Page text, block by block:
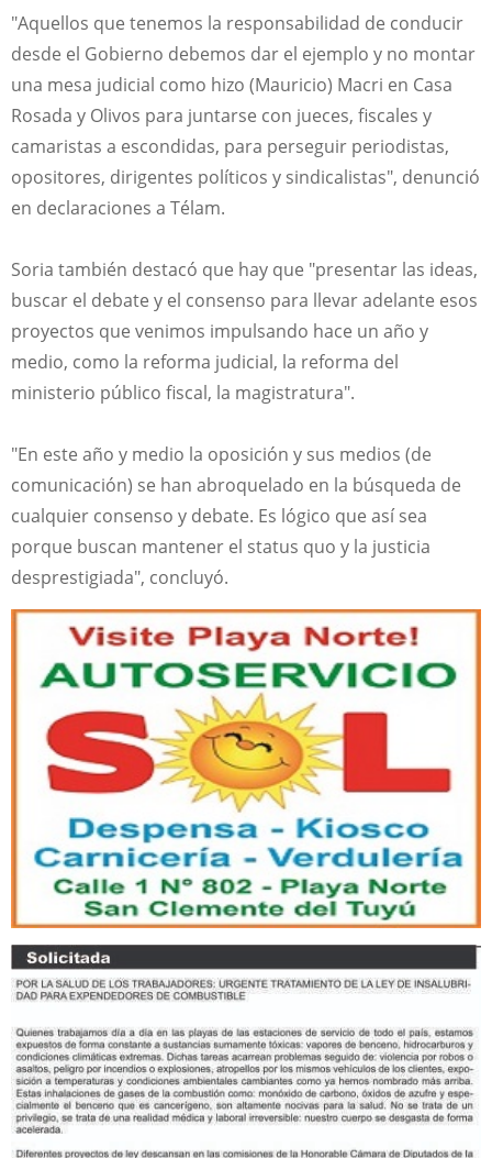
"Aquellos que tenemos la responsabilidad de conducir
desde el Gobierno debemos dar el ejemplo y no montar
una mesa judicial como hizo (Mauricio) Macri en Casa
Rosada y Olivos para juntarse con jueces, fiscales y
camaristas a escondidas, para perseguir periodistas,
opositores, dirigentes políticos y sindicalistas", denunció
en declaraciones a Télam.
Soria también destacó que hay que "presentar las ideas,
buscar el debate y el consenso para llevar adelante esos
proyectos que venimos impulsando hace un año y
medio, como la reforma judicial, la reforma del
ministerio público fiscal, la magistratura".
"En este año y medio la oposición y sus medios (de
comunicación) se han abroquelado en la búsqueda de
cualquier consenso y debate. Es lógico que así sea
porque buscan mantener el status quo y la justicia
desprestigiada", concluyó.